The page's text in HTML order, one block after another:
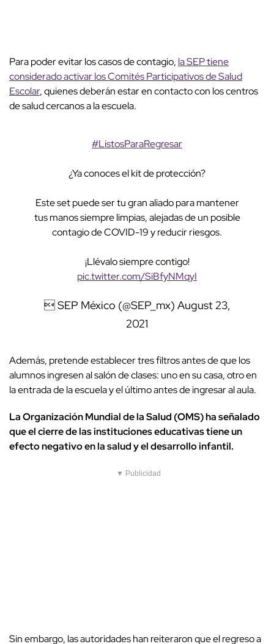
Para poder evitar los casos de contagio, la SEP tiene
considerado activar los Comités Participativos de Salud
Escolar, quienes deberán estar en contacto con los centros
de salud cercanos a la escuela.
#ListosParaRegresar
¿Ya conoces el kit de protección?
Este set puede ser tu gran aliado para mantener
tus manos siempre limpias, alejadas de un posible
contagio de COVID-19 y reducir riesgos.
¡Llévalo siempre contigo!
pic.twitter.com/SiBfyNMqyI
 SEP México (@SEP_mx) August 23,
2021
Además, pretende establecer tres filtros antes de que los
alumnos ingresen al salón de clases: uno en su casa, otro en
la entrada de la escuela y el último antes de ingresar al aula.
La Organización Mundial de la Salud (OMS) ha señalado
que el cierre de las instituciones educativas tiene un
efecto negativo en la salud y el desarrollo infantil.
▼ Publicidad
Sin embargo, las autoridades han reiteraron que el regreso a